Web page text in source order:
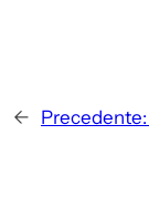
← Precedente: